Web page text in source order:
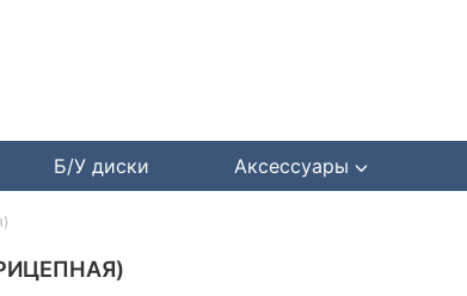
Б/У диски Аксессуары